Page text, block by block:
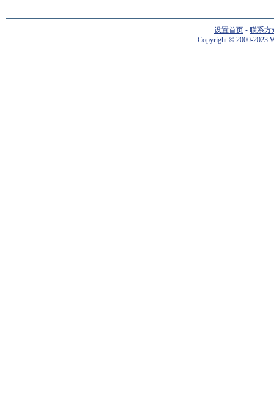
设置首页 - 联系方
Copyright©2000-2023